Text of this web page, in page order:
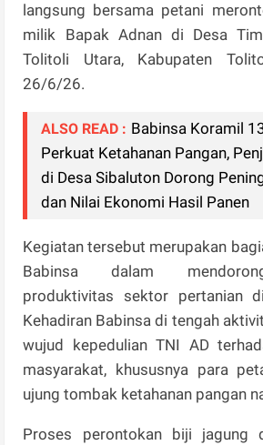
langsung bersama petani
milik Bapak Adnan di Desa
Tolitoli Utara, Kabupaten
26/6/26.
ALSO READ : Babinsa Koramil
Perkuat Ketahanan Pangan,
di Desa Sibaluton Dorong
dan Nilai Ekonomi Hasil Panen
Kegiatan tersebut merupakan
Babinsa dalam
produktivitas sektor pertanian
Kehadiran Babinsa di tengah
wujud kepedulian TNI AD
masyarakat, khususnya para
ujung tombak ketahanan pangan
Proses perontokan biji jagung